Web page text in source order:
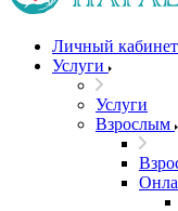
Личный кабинет
Услуги
Услуги
Взрослым